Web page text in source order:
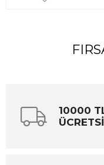
10000